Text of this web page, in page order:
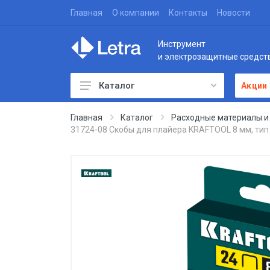
Главная О компании Контакты Новости
Инструмент
и электрозащитные
Каталог Акции
Главная Каталог
Расходные материалы и
31724-08 Скобы для плайера KRAFTOOL 8 мм,